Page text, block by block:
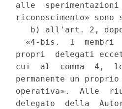
alle
riconoscimento» sono
b) all'art. 2,
«4-bis.  I  membri
propri  delegati
cui  al  comma  4,
permanente un
operativa».  Alle
delegato  della